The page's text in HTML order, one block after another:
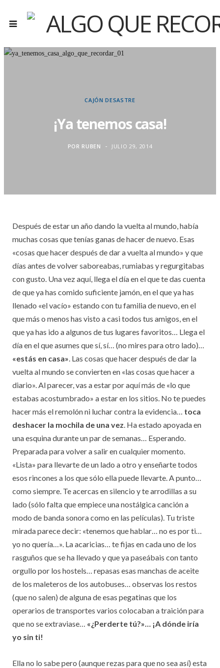
CAJÓN DESASTRE
¡Ya tenemos casa!
POR RUBEN JULIO 29, 2014
Después de estar un año dando la vuelta al mundo, había
muchas cosas que tenías ganas de hacer de nuevo. Esas
«cosas que hacer después de dar a vuelta al mundo» y que
días antes de volver saboreabas, rumiabas y regurgitabas
con gusto. Una vez aquí, llega el día en el que te das cuenta
de que ya has comido suficiente jamón, en el que ya has
llenado «el vacío» estando con tu familia de nuevo, en el
que más o menos has visto a casi todos tus amigos, en el
que ya has ido a algunos de tus lugares favoritos… Llega el
día en el que asumes que sí, sí… (no mires para otro lado)…
«estás en casa». Las cosas que hacer después de dar la
vuelta al mundo se convierten en «las cosas que hacer a
diario». Al parecer, vas a estar por aquí más de «lo que
estabas acostumbrado» a estar en los sitios. No te puedes
hacer más el remolón ni luchar contra la evidencia… toca
deshacer la mochila de una vez. Ha estado apoyada en
una esquina durante un par de semanas… Esperando.
Preparada para volver a salir en cualquier momento.
«Lista» para llevarte de un lado a otro y enseñarte todos
esos rincones a los que sólo ella puede llevarte. A punto…
como siempre. Te acercas en silencio y te arrodillas a su
lado (sólo falta que empiece una nostálgica canción a
modo de banda sonora como en las películas). Tu triste
mirada parece decir: «tenemos que hablar… no es por ti…
yo no quería…». La acaricias… te fijas en cada uno de los
rasguños que se ha llevado y que ya paseábais con tanto
orgullo por los hostels… repasas esas manchas de aceite
de los maleteros de los autobuses… observas los restos
(que no salen) de alguna de esas pegatinas que los
operarios de transportes varios colocaban a traición para
que no se extraviase… «¿Perderte tú?»… ¡A dónde iría
yo sin ti!
Ella no lo sabe pero (aunque rezas para que no sea así) esta